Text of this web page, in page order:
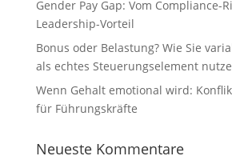
Gender Pay Gap: Vom Compliance-
Leadership-Vorteil
Bonus oder Belastung? Wie Sie
als echtes Steuerungselement
Wenn Gehalt emotional wird:
für Führungskräfte
Neueste Kommentare